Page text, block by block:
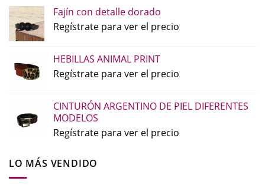
Fajín con detalle dorado
Regístrate para ver el precio
HEBILLAS ANIMAL PRINT
Regístrate para ver el precio
CINTURÓN ARGENTINO DE PIEL DIFERENTES
MODELOS
Regístrate para ver el precio
LO MÁS VENDIDO